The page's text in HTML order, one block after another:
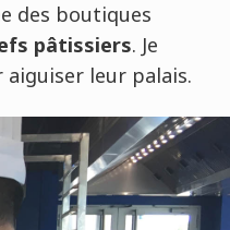
des boutiques
pâtissiers. Je
aiguiser leur palais.